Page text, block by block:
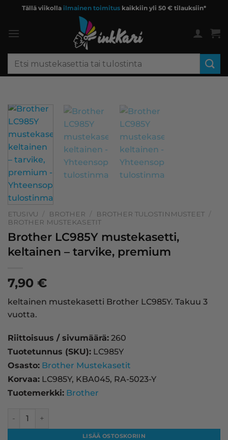
content
Tällä viikolla ilmainen toimitus kaikkiin yli 50 € tilauksiin*
Etsi:
ETUSIVU / BROTHER / BROTHER TULOSTINMUSTEET /
BROTHER MUSTEKASETIT
Brother LC985Y mustekasetti,
keltainen – tarvike, premium
7,90 €
keltainen mustekasetti Brother LC985Y. Takuu 3
vuotta.
Riittoisuus / sivumäärä: 260
Tuotetunnus (SKU): LC985Y
Osasto: Brother Mustekasetit
Korvaa: LC985Y, KBA045, RA-5023-Y
Tuotemerkki: Brother
Brother LC985Y mustekasetti, keltainen – tarvike,
LISÄÄ OSTOSKORIIN